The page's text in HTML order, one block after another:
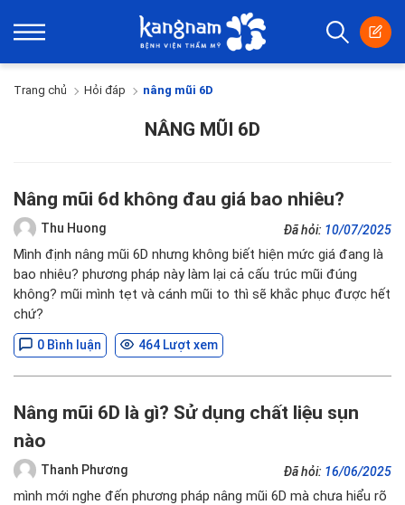
Trang chủ Hỏi đáp nâng mũi 6D
NÂNG MŨI 6D
Nâng mũi 6d không đau giá bao nhiêu?
Thu Huong Đã hỏi: 10/07/2025
Mình định nâng mũi 6D nhưng không biết hiện mức giá đang là
bao nhiêu? phương pháp này làm lại cả cấu trúc mũi đúng
không? mũi mình tẹt và cánh mũi to thì sẽ khắc phục được hết
chứ?
0 Bình luận 464 Lượt xem
Nâng mũi 6D là gì? Sử dụng chất liệu sụn
nào
Thanh Phương Đã hỏi: 16/06/2025
mình mới nghe đến phương pháp nâng mũi 6D mà chưa hiểu rõ